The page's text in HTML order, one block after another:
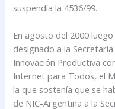
suspendía la 4536/99.
En agosto del 2000
designado a la
Innovación Productiva
Internet para Todos, el
la que sostenía que se
de NIC-Argentina a la